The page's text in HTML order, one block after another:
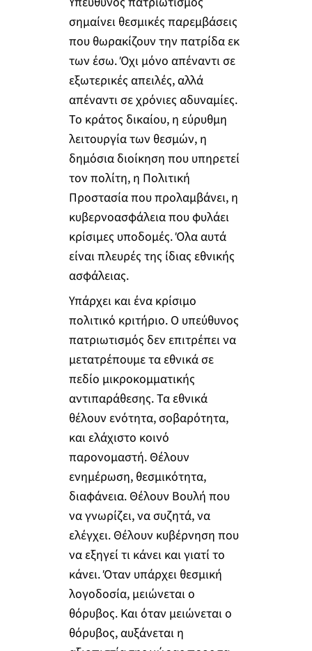
σημαίνει θεσμικές παρεμβάσεις
που θωρακίζουν την πατρίδα εκ
των έσω. Όχι μόνο απέναντι σε
εξωτερικές απειλές, αλλά
απέναντι σε χρόνιες αδυναμίες.
Το κράτος δικαίου, η εύρυθμη
λειτουργία των θεσμών, η
δημόσια διοίκηση που υπηρετεί
τον πολίτη, η Πολιτική
Προστασία που προλαμβάνει, η
κυβερνοασφάλεια που φυλάει
κρίσιμες υποδομές. Όλα αυτά
είναι πλευρές της ίδιας εθνικής
ασφάλειας.
Υπάρχει και ένα κρίσιμο
πολιτικό κριτήριο. Ο υπεύθυνος
πατριωτισμός δεν επιτρέπει να
μετατρέπουμε τα εθνικά σε
πεδίο μικροκομματικής
αντιπαράθεσης. Τα εθνικά
θέλουν ενότητα, σοβαρότητα,
και ελάχιστο κοινό
παρονομαστή. Θέλουν
ενημέρωση, θεσμικότητα,
διαφάνεια. Θέλουν Βουλή που
να γνωρίζει, να συζητά, να
ελέγχει. Θέλουν κυβέρνηση που
να εξηγεί τι κάνει και γιατί το
κάνει. Όταν υπάρχει θεσμική
λογοδοσία, μειώνεται ο
θόρυβος. Και όταν μειώνεται ο
θόρυβος, αυξάνεται η